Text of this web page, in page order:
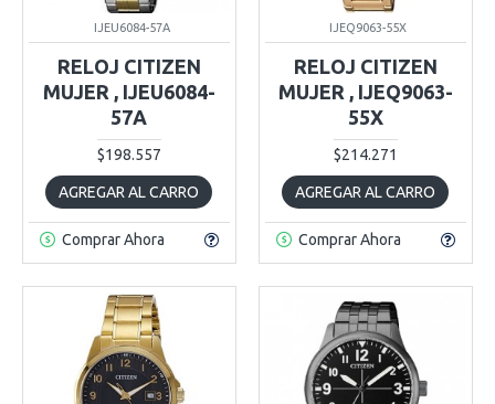
IJEU6084-57A
RELOJ CITIZEN
MUJER , IJEU6084-
57A
$198.557
AGREGAR AL CARRO
Comprar Ahora
IJEQ9063-55X
RELOJ CITIZEN
MUJER , IJEQ9063-
55X
$214.271
AGREGAR AL CARRO
Comprar Ahora